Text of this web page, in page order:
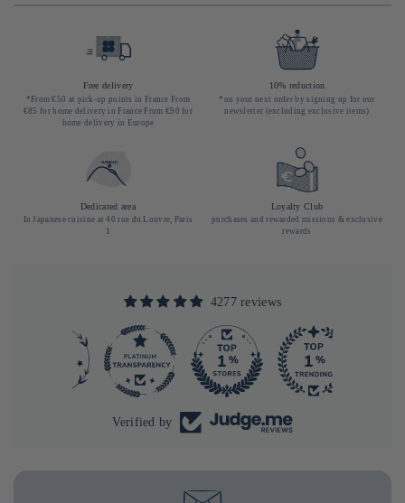
Free delivery
*From €50 at pick-up points in France From
€85 for home delivery in France From €90 for
home delivery in Europe
10% reduction
*on your next order by signing up for our
newsletter (excluding exclusive items)
Dedicated area
In Japanese cuisine at 40 rue du Louvre, Paris
1
Loyalty Club
purchases and rewarded missions & exclusive
rewards
4277 reviews
4277 290
Verified by